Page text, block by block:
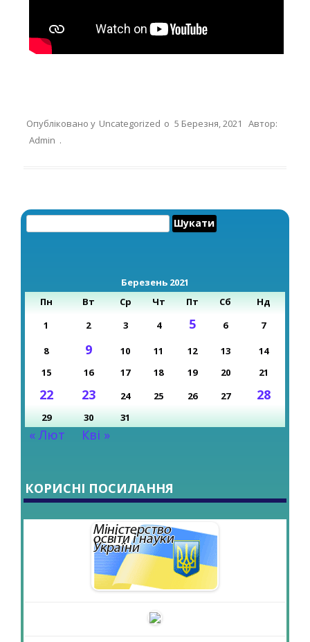
Опубліковано у Uncategorized о 5 Березня, 2021
Автор:
Admin .
Березень 2021
Пн
Вт Ср Чт Пт Сб
Нд
1
2 3 4 5 6 7
8 9 10 11 12 13
14
15
16 17 18 19 20 21
22 23 24 25 26 27 28
29 30 31
« Лют Кві »
КОРИСНІ ПОСИЛАННЯ